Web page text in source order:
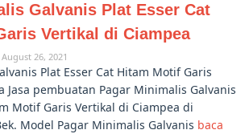
Galvanis Plat Esser Cat
Vertikal di Ciampea
August 26, 2021
Plat Esser Cat Hitam Motif Garis
Jasa pembuatan Pagar Minimalis Galvanis
Motif Garis Vertikal di Ciampea di
Model Pagar Minimalis Galvanis baca